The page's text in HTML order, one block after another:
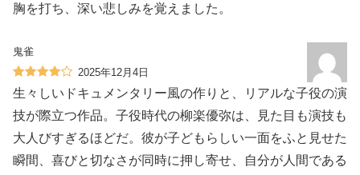
胸を打ち、深い悲しみを覚えました。
鬼雀
2025年12月4日
生々しいドキュメンタリー風の作りと、リアルな子役の演
技が際立つ作品。子役時代の柳楽優弥は、見た目も演技も
大人びすぎるほどだ。彼が子どもらしい一面をふと見せた
瞬間、喜びと切なさが同時に押し寄せ、自分が人間である